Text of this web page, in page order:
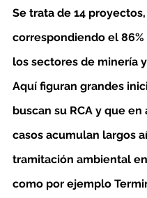
Se trata de 14 proyectos,
correspondiendo el
los sectores de minería
Aquí figuran grandes
buscan su RCA y que en
casos acumulan largos
tramitación ambiental
como por ejemplo